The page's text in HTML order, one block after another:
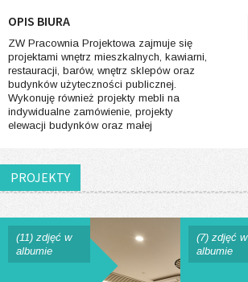
OPIS BIURA
ZW Pracownia Projektowa zajmuje się
projektami wnętrz mieszkalnych, kawiarni,
restauracji, barów, wnętrz sklepów oraz
budynków użyteczności publicznej.
Wykonuję również projekty mebli na
indywidualne zamówienie, projekty
elewacji budynków oraz małej
PROJEKTY
(11) zdjęć w
albumie
(7) zdjęć w
albumie